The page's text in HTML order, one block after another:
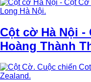
Cột cờ Hà Nội -
Hoàng Thành